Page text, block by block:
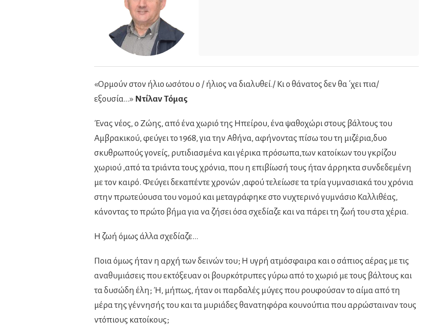
«Ορμούν στον ήλιο ωσότου ο / ήλιος να διαλυθεί./ Κι ο θάνατος δεν θα ΄χει πια/
εξουσία…» Ντίλαν Τόμας
Ένας νέος, ο Ζώης, από ένα χωριό της Ηπείρου, ένα ψαθοχώρι στους βάλτους του
Αμβρακικού, φεύγει το 1968, για την Αθήνα, αφήνοντας πίσω του τη μιζέρια,δυο
σκυθρωπούς γονείς, ρυτιδιασμένα και γέρικα πρόσωπα,των κατοίκων του γκρίζου
χωριού ,από τα τριάντα τους χρόνια, που η επιβίωσή τους ήταν άρρηκτα συνδεδεμένη
με τον καιρό. Φεύγει δεκαπέντε χρονών ,αφού τελείωσε τα τρία γυμνασιακά του χρόνια
στην πρωτεύουσα του νομού και μεταγράφηκε στο νυχτερινό γυμνάσιο Καλλιθέας,
κάνοντας το πρώτο βήμα για να ζήσει όσα σχεδίαζε και να πάρει τη ζωή του στα χέρια.
Η ζωή όμως άλλα σχεδίαζε…
Ποια όμως ήταν η αρχή των δεινών του; Η υγρή ατμόσφαιρα και ο σάπιος αέρας με τις
αναθυμιάσεις που εκτόξευαν οι βουρκότρυπες γύρω από το χωριό με τους βάλτους και
τα δυσώδη έλη; Ή, μήπως, ήταν οι παρδαλές μύγες που ρουφούσαν το αίμα από τη
μέρα της γέννησής του και τα μυριάδες θανατηφόρα κουνούπια που αρρώσταιναν τους
ντόπιους κατοίκους;